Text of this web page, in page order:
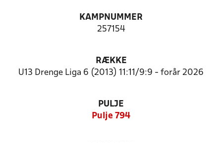
KAMPNUMMER
257154
RÆKKE
U13 Drenge Liga 6 (2013) 11:11/9:9 - forår 2026
PULJE
Pulje 794